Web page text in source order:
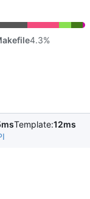
4.3%
Template:12ms